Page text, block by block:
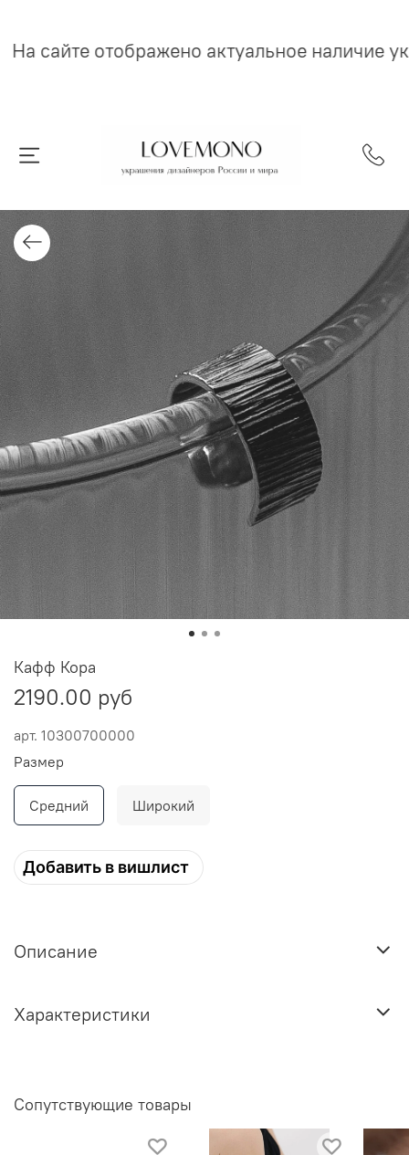
На сайте отображено актуальное наличие
арт. 10300700000
Кафф Кора
2190.00 руб
Добавить в вишлист
Размер
Средний Широкий
Описание
Характеристики
Сопутствующие товары